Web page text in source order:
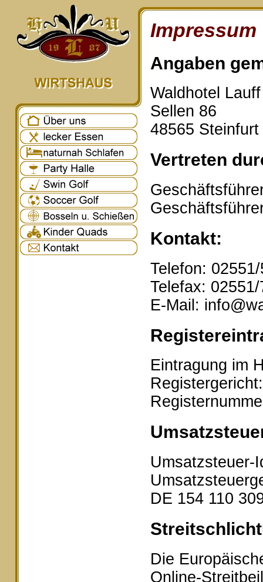
Impressum
Angaben
Waldhotel
Sellen 86
48565 Steinfurt
Vertreten
Kontakt:
Telefon:
Telefax:
E-Mail:
Eintragung im
Umsatzsteuer-
DE 154 110
Die
Online-